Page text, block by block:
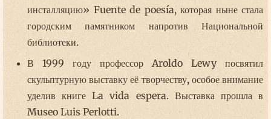
инсталляцию» Fuente de poesía, которая ныне стала
городским памятником напротив Национальной
библиотеки.
В 1999 году профессор Aroldo Lewy посвятил
скульптурную выставку её творчеству, особое внимание
уделив книге La vida espera. Выставка прошла в
Museo Luis Perlotti.